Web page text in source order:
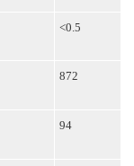
<0.5
872
94